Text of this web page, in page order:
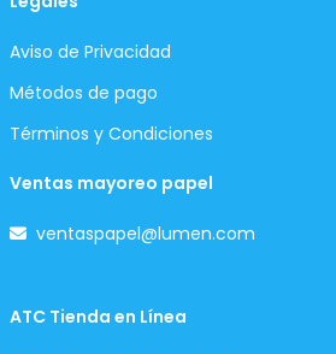
Aviso de Privacidad
Métodos de pago
Términos y Condiciones
Ventas mayoreo papel
ventaspapel@lumen.com
ATC Tienda en Línea